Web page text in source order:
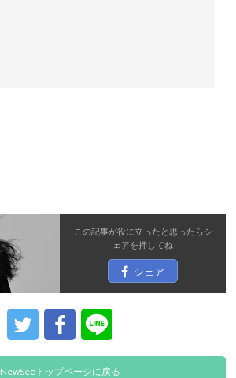
この記事が役に立ったと思ったらシ
ェアを押してね
シェア
NewSeeトップページに戻る